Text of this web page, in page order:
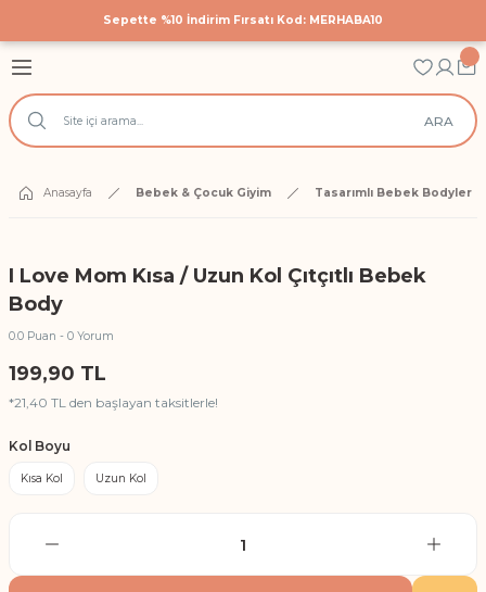
Sepette %10 İndirim Fırsatı Kod: MERHABA10
Geri Dön
Çıkış Seti
Geri Dön
Nevresim Takımları
Nevresim Takımları
Nevresim Takımları
Geri Dön
Bodyler
Doğum Günü Body ve Tulumlar
ARA
Anasayfa Bebek & Çocuk Giyim Tasarımlı Bebek Bodyler
I Love Mom Kısa / Uzun Kol Çıtçıtlı Bebek
Body
0.0 Puan - 0 Yorum
199,90 TL
*21,40 TL den başlayan taksitlerle!
Kol Boyu
Kısa Kol Uzun Kol